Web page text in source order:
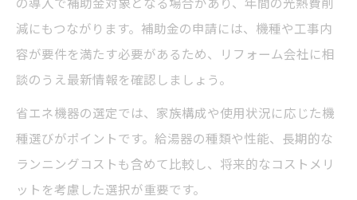
減にもつながります。補助金の申請には、機種や工事内
容が要件を満たす必要があるため、リフォーム会社に相
談のうえ最新情報を確認しましょう。
省エネ機器の選定では、家族構成や使用状況に応じた機
種選びがポイントです。給湯器の種類や性能、長期的な
ランニングコストも含めて比較し、将来的なコストメリ
ットを考慮した選択が重要です。